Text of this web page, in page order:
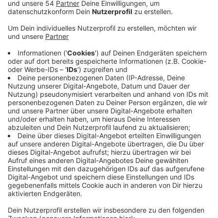
Veröffentlicht:Montag, 15.08.2022 15:33
Anzeige
Bund und Länder wollen mit dem gerade diskutierten,
neuen Infektionsschutzgesetz stärker auf die
Wirksamkeit von Masken setzen. Ab Herbst könnten
etwa neue Maskenpflichten eingeführt werden, an die
sich jeder halten müsste, dessen Impfung länger als
drei Monate her ist. Das wird im Herbst bei vielen,
selbst drei- oder vierfach Geimpften, der Fall sein. Die
Stadt Mönchengladbach plant aber momentan mit
neuen Angeboten. So wird überlegt, eine Impfstelle in
der Turnhalle auf der Wilhelm-Strauß-Straße zu
öffnen. Spruchreif sei da noch nichts, so ein
Stadtsprecher. Vorstellbar sei, die Impfstelle
demnächst erstmal für wenige Nachmittage pro